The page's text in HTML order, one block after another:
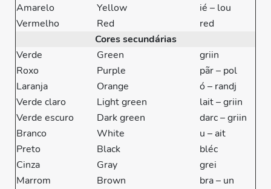
Amarelo
Yellow
ié – lou
Vermelho
Red
red
Cores secundárias
Verde
Green
griin
Roxo
Purple
pãr – pol
Laranja
Orange
ó – randj
Verde claro
Light green
lait – griin
Verde escuro
Dark green
darc – griin
Branco
White
u – ait
Preto
Black
bléc
Cinza
Gray
grei
Marrom
Brown
bra – un